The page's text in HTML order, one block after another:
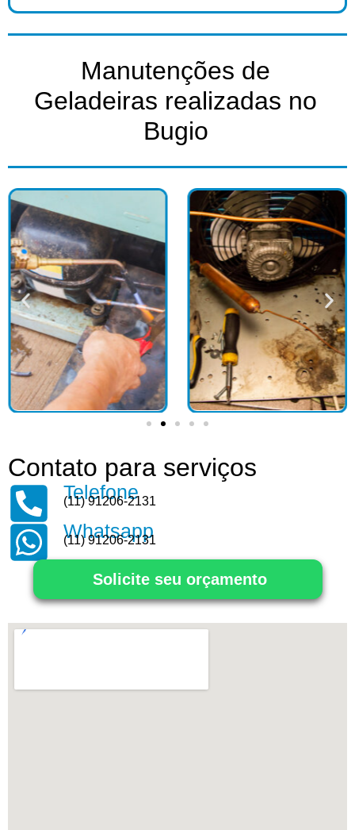
Manutenções de
Geladeiras realizadas no
Bugio​
Contato para serviços
Telefone
(11) 91206-2131
Whatsapp
(11) 91206-2131
Solicite seu orçamento